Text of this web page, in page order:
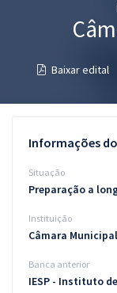
Conteúdo
Baixar edital
Informações
Situação
Preparação a
Instituição
Câmara
Banca anterior
IESP - Instituto